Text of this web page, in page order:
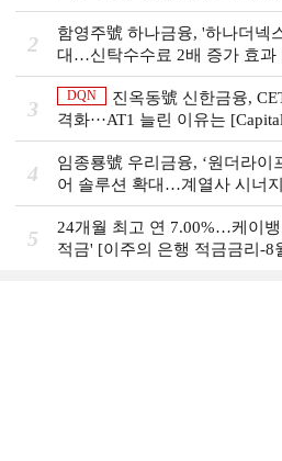
그룹의 꿈①]
2
함영주號 하나금융, '하나더넥
대…신탁수수료 2배 증가 효과
비즈니스 돋보기]
3
DQN
진옥동號 신한금융,
격화···AT1 늘린 이유는
Review]
4
임종룡號 우리금융, ‘원더라이
어 솔루션 확대…계열사 시너
시니어 비즈니스 돋보기]
5
24개월 최고 연 7.00%…케이
적금' [이주의 은행 적금금리-8